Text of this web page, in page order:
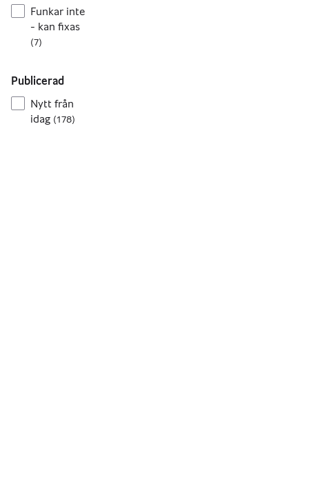
Funkar inte
- kan fixas
(7)
Publicerad
Nytt från
idag (178)